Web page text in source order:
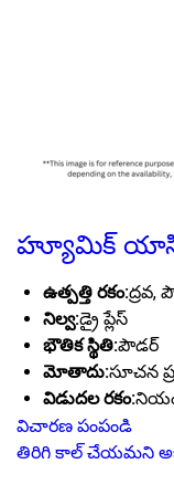
హ్యూమిక్
ఉత్పత్తి రకం:ద్రవ,
నిల్వ:డ్రై ప్లేస్
భౌతిక స్థితి:పౌడర్
మోతాదు:సూచన
విడుదల రకం:
విచారణ పంపండి
తిరిగి కాల్ చేయమని